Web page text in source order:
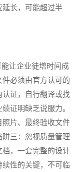
长，可能超过半
让企业徒增时间成
必须由官方认可的
证，自行翻译或找
证明缺乏说服力。
片、最终验收文件
三：忽视质量管理
，一套完整的设计
性的关键，不可临